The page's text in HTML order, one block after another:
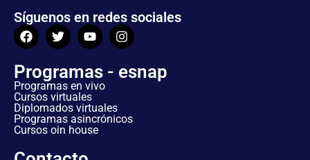
Síguenos en redes sociales
Programas - esnap
Programas en vivo
Cursos virtuales
Diplomados virtuales
Programas asincrónicos
Cursos oin house